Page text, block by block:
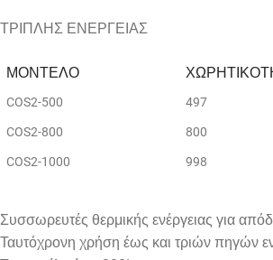
ΤΡΙΠΛΗΣ ΕΝΕΡΓΕΙΑΣ
ΜΟΝΤΕΛΟ
COS2-500 497
COS2-800 800
COS2-1000 998
Συσσωρευτές θερμικής ενέργειας για
Ταυτόχρονη χρήση έως και τριών πηγών